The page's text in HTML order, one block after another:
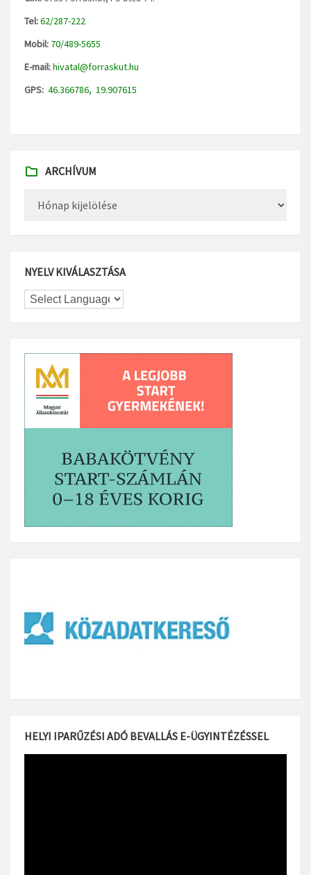
Tel:62/287-222
Mobil: 70/489-5655
E-mail:hivatal@forraskut.hu
GPS: 46.366786, 19.907615
ARCHÍVUM
NYELV KIVÁLASZTÁSA
HELYI IPARŰZÉSI ADÓ BEVALLÁS E-ÜGYINTÉZÉSSEL